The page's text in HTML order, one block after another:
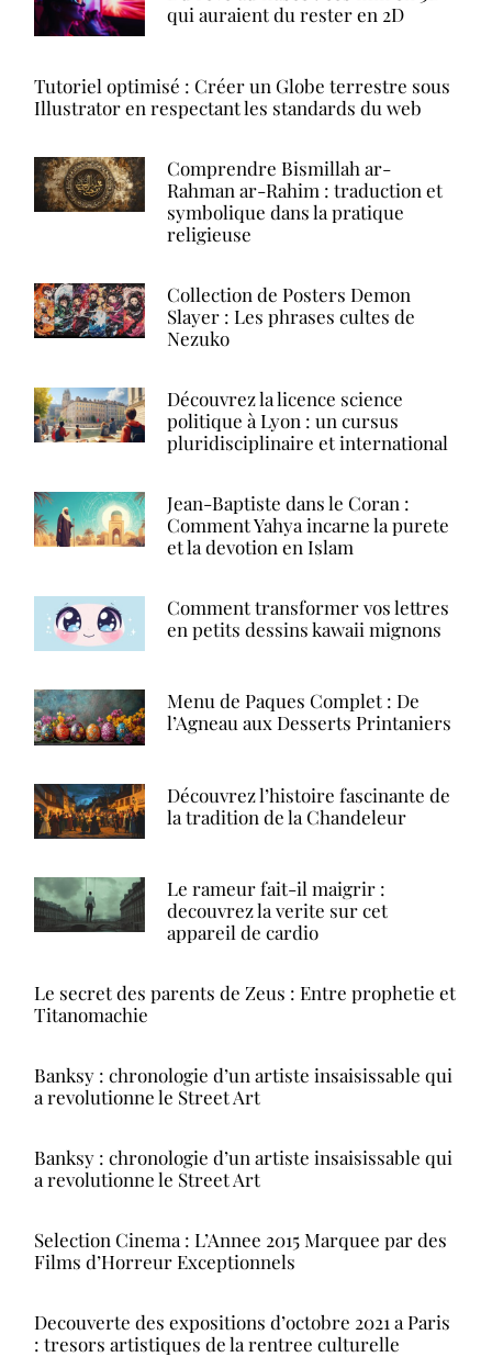
qui auraient du rester en 2D
Tutoriel optimisé : Créer un Globe terrestre sous
Illustrator en respectant les standards du web
Comprendre Bismillah ar-
Rahman ar-Rahim : traduction et
symbolique dans la pratique
religieuse
Collection de Posters Demon
Slayer : Les phrases cultes de
Nezuko
Découvrez la licence science
politique à Lyon : un cursus
pluridisciplinaire et international
Jean-Baptiste dans le Coran :
Comment Yahya incarne la purete
et la devotion en Islam
Comment transformer vos lettres
en petits dessins kawaii mignons
Menu de Paques Complet : De
l’Agneau aux Desserts Printaniers
Découvrez l’histoire fascinante de
la tradition de la Chandeleur
Le rameur fait-il maigrir :
decouvrez la verite sur cet
appareil de cardio
Le secret des parents de Zeus : Entre prophetie et
Titanomachie
Banksy : chronologie d’un artiste insaisissable qui
a revolutionne le Street Art
Banksy : chronologie d’un artiste insaisissable qui
a revolutionne le Street Art
Selection Cinema : L’Annee 2015 Marquee par des
Films d’Horreur Exceptionnels
Decouverte des expositions d’octobre 2021 a Paris
: tresors artistiques de la rentree culturelle